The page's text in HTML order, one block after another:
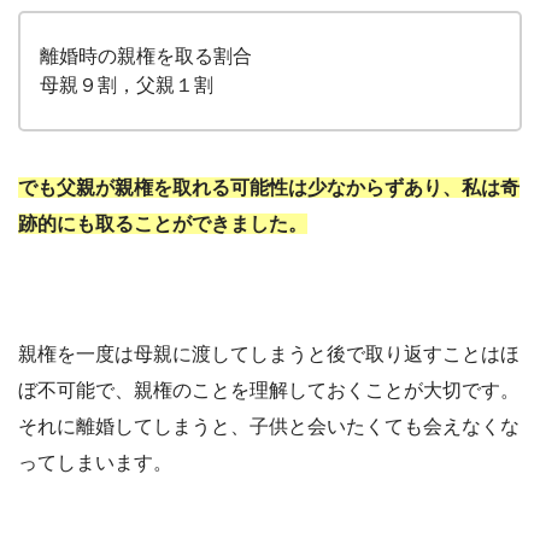
離婚時の親権を取る割合
母親９割，父親１割
でも父親が親権を取れる可能性は少なからずあり、私は奇
跡的にも取ることができました。
親権を一度は母親に渡してしまうと後で取り返すことはほ
ぼ不可能で、親権のことを理解しておくことが大切です。
それに離婚してしまうと、子供と会いたくても会えなくな
ってしまいます。